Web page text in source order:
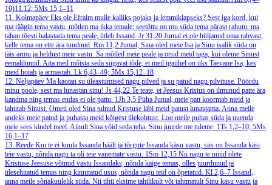
10)11.12; 5Ms 15,1–11
11. Kolmapäev Eks ole Efraim mulle kalliks pojaks ja lemmiklapseks? Sest iga kord, kui
ma räägin tema vastu, mõtlen ma ikka temale; seetõttu on mu süda tema pärast rahutu: ma
tahan tõesti halastada tema peale, ütleb Issand. Jr 31,20 Jumal ei ole hüljanud oma rahvast,
kelle tema on ette ära tundnud. Rm 11,2 Jumal, Sina oled meie Isa ja Sinu isalik süda on
täis armu ja heldust meie vastu. Sa mõtled meie peale ja otsid meid taga, kui oleme Sinust
eemaldunud. Aita meil mõista seda sügavat tõde, et meil igaühel on üks Taevane Isa, kes
meid hoiab ja armastab. Lk 6,43–49; 5Ms 15,12–18
12. Neljapäev Ma kaotan su üleastumised nagu pilved ja su patud nagu pilvituse. Pöördu
minu poole, sest ma lunastan sinu! Js 44,22 Te teate, et Jeesus Kristus on ilmunud patte ära
kandma ning temas endas ei ole pattu. 1Jh 3,5 Püha Jumal, meie patt koormab meid ja
lahutab Sinust. Ometi oled Sina tulnud Kristuse läbi meid patust lunastama. Anna meile
andeks meie patud ja puhasta meid kõigest ülekohtust. Loo meile puhas süda ja uuenda
meie sees kindel meel. Ainult Sina võid seda teha. Sinu juurde me tuleme. 1Ts 1,2–10; 5Ms
16,1–17
13. Reede Kui te ei kuula Issanda häält ja tõrgute Issanda käsu vastu, siis on Issanda käsi
teie vastu, nõnda nagu ta oli teie vanemate vastu. 1Sm 12,15 Nii nagu te nüüd olete
Kristuse Jeesuse võtnud vastu Issandaks, nõnda käige temas, olles juurdunud ja
ülesehitatud temas ning kinnitatud usus, nõnda nagu teid on õpetatud. Kl 2,6–7 Issand,
anna meile sõnakuulelik süda. Nii tihti eksime tahtlikult või tahtmatult Sinu käsu vastu ja